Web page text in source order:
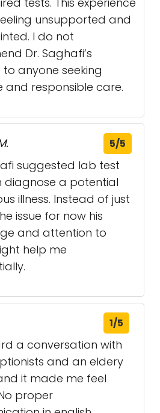
unsupported and
I do not
Dr. Saghafi’s
anyone seeking
and responsible care.
5/5
suggested lab test
diagnose a potential
illness. Instead of just
issue for now his
and attention to
help me
1/5
a conversation with
and an eldery
it made me feel
proper